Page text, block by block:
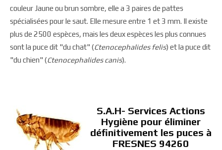
couleur Jaune ou brun sombre, elle a 3 paires de pattes
spécialisées pour le saut. Elle mesure entre 1 et 3 mm. Il existe
plus de 2500 espèces, mais les deux espèces les plus connues
sont la puce dit "du chat" (Ctenocephalides felis) et la puce dit
"du chien" (Ctenocephalides canis).
S.A.H- Services Actions
Hygiène pour éliminer
définitivement les puces à
FRESNES 94260